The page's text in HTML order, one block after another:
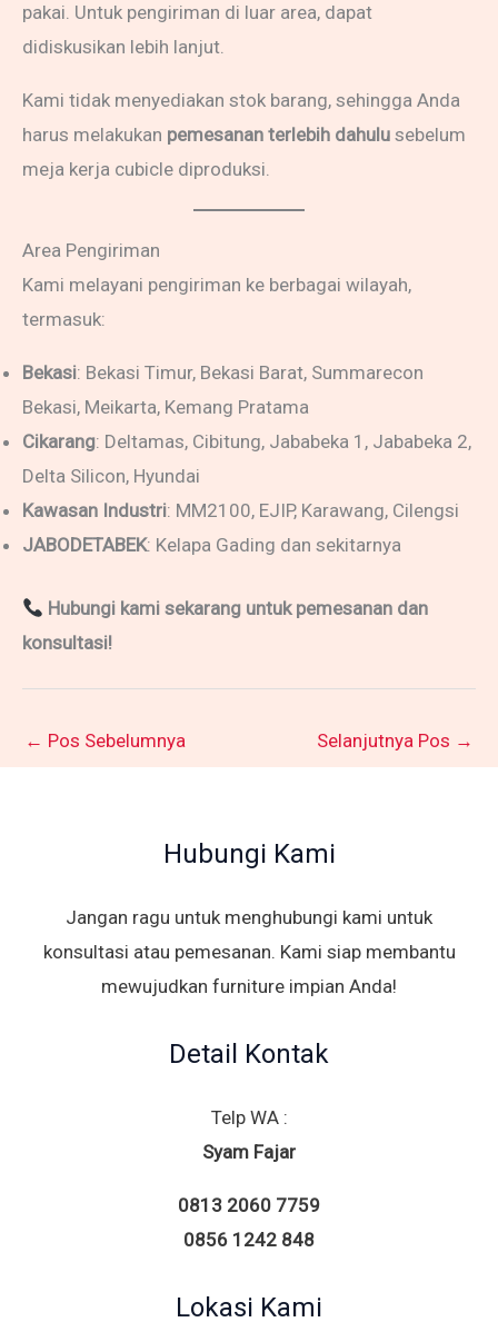
pakai. Untuk pengiriman di luar area, dapat
didiskusikan lebih lanjut.
Kami tidak menyediakan stok barang, sehingga Anda
harus melakukan pemesanan terlebih dahulu sebelum
meja kerja cubicle diproduksi.
Area Pengiriman
Kami melayani pengiriman ke berbagai wilayah,
termasuk:
Bekasi: Bekasi Timur, Bekasi Barat, Summarecon
Bekasi, Meikarta, Kemang Pratama
Cikarang: Deltamas, Cibitung, Jababeka 1, Jababeka 2,
Delta Silicon, Hyundai
Kawasan Industri: MM2100, EJIP, Karawang, Cilengsi
JABODETABEK: Kelapa Gading dan sekitarnya
Hubungi kami sekarang untuk pemesanan dan
konsultasi!
← Pos Sebelumnya Selanjutnya Pos →
Hubungi Kami
Jangan ragu untuk menghubungi kami untuk
konsultasi atau pemesanan. Kami siap membantu
mewujudkan furniture impian Anda!
Detail Kontak
Telp WA :
Syam Fajar
0813 2060 7759
0856 1242 848
Lokasi Kami